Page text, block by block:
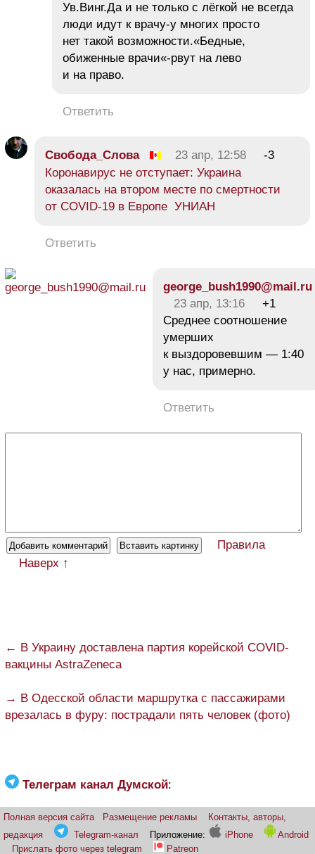
Ув.Винг.Да и не только с лёгкой не всегда
люди идут к врачу-у многих просто
нет такой возможности.«Бедные,
обиженные врачи«-рвут на лево
и на право.
Ответить
Свобода_Слова 23 апр, 12:58
-3
Коронавирус не отступает: Украина
оказалась на втором месте по смертности
от COVID-19 в Европе УНИАН
Ответить
george_bush1990@mail.ru
23 апр, 13:16
+1
Среднее соотношение
умерших
к выздоровевшим — 1:40
у нас, примерно.
Ответить
Правила
Наверх ↑
← В Украину доставлена партия корейской COVID-
вакцины AstraZeneca
→ В Одесской области маршрутка с пассажирами
врезалась в фуру: пострадали пять человек (фото)
Телеграм канал Думской:
Полная версия сайта Размещение рекламы
Контакты, авторы,
редакция
Telegram-канал Приложение: iPhone
Android
Прислать фото через telegram
Patreon